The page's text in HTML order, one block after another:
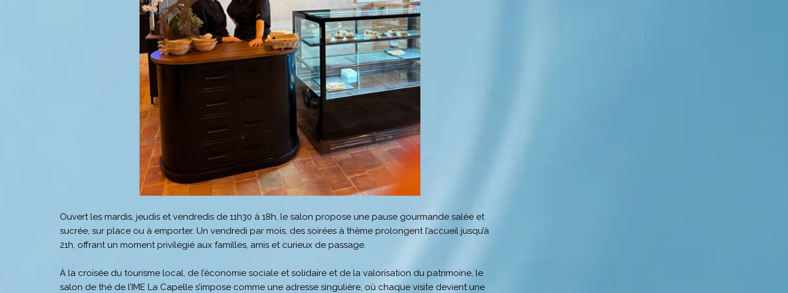
Ouvert les mardis, jeudis et vendredis de 11h30 à 18h, le salon propose une pause gourmande salée et
sucrée, sur place ou à emporter. Un vendredi par mois, des soirées à thème prolongent l’accueil jusqu’à
21h, offrant un moment privilégié aux familles, amis et curieux de passage.
À la croisée du tourisme local, de l’économie sociale et solidaire et de la valorisation du patrimoine, le
salon de thé de l’IME La Capelle s’impose comme une adresse singulière, où chaque visite devient une